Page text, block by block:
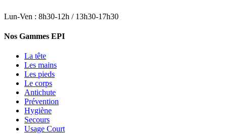
Lun-Ven : 8h30-12h / 13h30-17h30
Nos Gammes EPI
La tête
Les mains
Les pieds
Le corps
Antichute
Prévention
Hygiène
Secours
Usage Court